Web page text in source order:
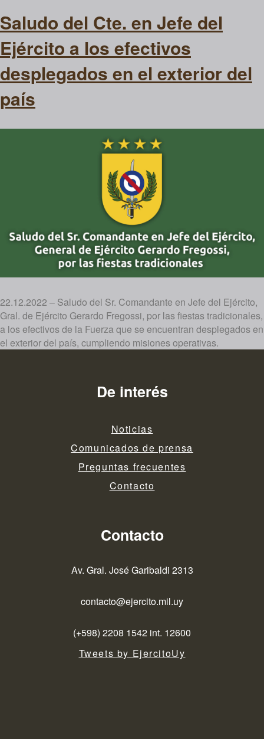
Saludo del Cte. en Jefe del
Ejército a los efectivos
desplegados en el exterior del
país
22.12.2022 – Saludo del Sr. Comandante en Jefe del Ejército,
Gral. de Ejército Gerardo Fregossi, por las fiestas tradicionales,
a los efectivos de la Fuerza que se encuentran desplegados en
el exterior del país, cumpliendo misiones operativas.
De interés
Noticias
Comunicados de prensa
Preguntas frecuentes
Contacto
Contacto
Av. Gral. José Garibaldi 2313
contacto@ejercito.mil.uy
(+598) 2208 1542 int. 12600
Tweets by EjercitoUy